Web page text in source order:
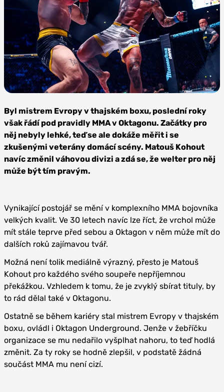
Oktagon
Byl mistrem Evropy v thajském boxu, poslední roky
však řádí pod pravidly MMA v Oktagonu. Začátky pro
něj nebyly lehké, teď se ale dokáže měřit i se
zkušenými veterány domácí scény. Matouš Kohout
navíc změnil váhovou divizi a zdá se, že welter pro něj
může být tím pravým.
Vynikající postojář se mění v komplexního MMA bojovníka
velkých kvalit. Ve 30 letech navíc lze říct, že vrchol může
mít stále teprve před sebou a Oktagon v něm může mít do
dalších roků zajímavou tvář.
Možná není tolik mediálně výrazný, přesto je Matouš
Kohout pro každého svého soupeře nepříjemnou
překážkou. Vzhledem k tomu, že je zvyklý sbírat tituly, by
to rád dělal také v Oktagonu.
Ostatně se během kariéry stal mistrem Evropy v thajském
boxu, ovládl i Oktagon Underground. Jenže v žebříčku
organizace se mu nedařilo vyšplhat nahoru, to teď hodlá
změnit. Za ty roky se hodně zlepšil, v podstatě žádná
součást MMA mu není cizí.